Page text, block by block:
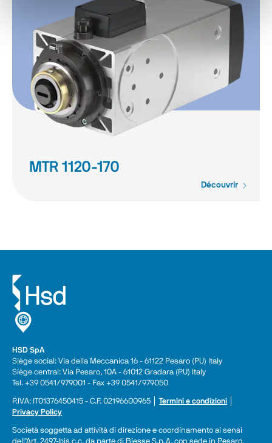
MTR 1120-170
Découvrir
HSD SpA
Siège social: Via della Meccanica 16 - 61122 Pesaro (PU) Italy
Siège central: Via Pesaro, 10A - 61012 Gradara (PU) Italy
Tel. +39 0541/979001 - Fax +39 0541/979050
P.IVA: IT01376450415 - C.F. 02196600965 │ Termini e condizioni
Privacy Policy
Società soggetta ad attività di direzione e coordinamento ai sensi